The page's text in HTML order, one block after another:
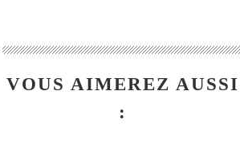
VOUS AIMEREZ AUSSI
: